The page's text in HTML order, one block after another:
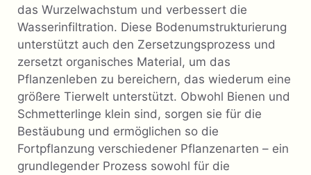
das Wurzelwachstum und verbessert die
Wasserinfiltration. Diese Bodenumstrukturierung
unterstützt auch den Zersetzungsprozess und
zersetzt organisches Material, um das
Pflanzenleben zu bereichern, das wiederum eine
größere Tierwelt unterstützt. Obwohl Bienen und
Schmetterlinge klein sind, sorgen sie für die
Bestäubung und ermöglichen so die
Fortpflanzung verschiedener Pflanzenarten – ein
grundlegender Prozess sowohl für die